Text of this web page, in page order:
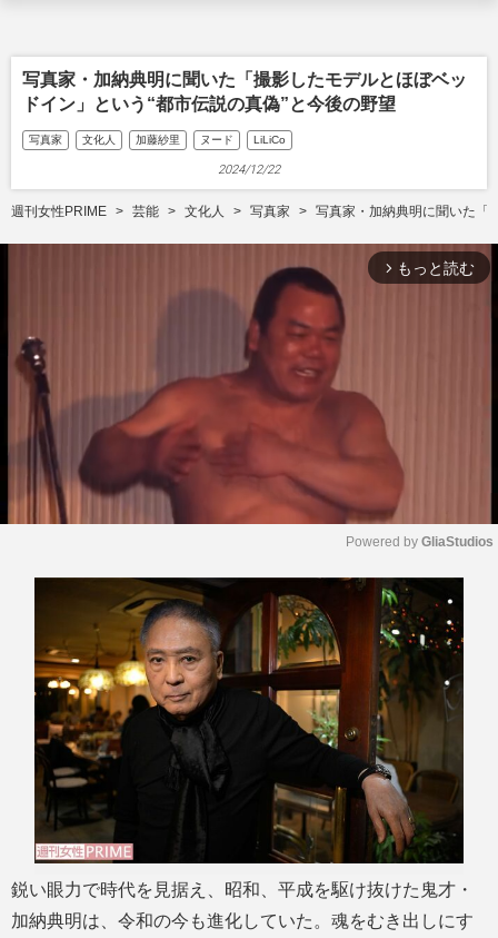
写真家・加納典明に聞いた「撮影したモデルとほぼベッ
ドイン」という“都市伝説の真偽”と今後の野望
写真家 文化人 加藤紗里 ヌード LiLiCo
2024/12/22
週刊女性PRIME 芸能 文化人 写真家 写真家・加納典明に聞いた「
arrow_forward_ios もっと読む
t
e
Powered by GliaStudios
鋭い眼力で時代を見据え、昭和、平成を駆け抜けた鬼才・
加納典明は、令和の今も進化していた。魂をむき出しにす